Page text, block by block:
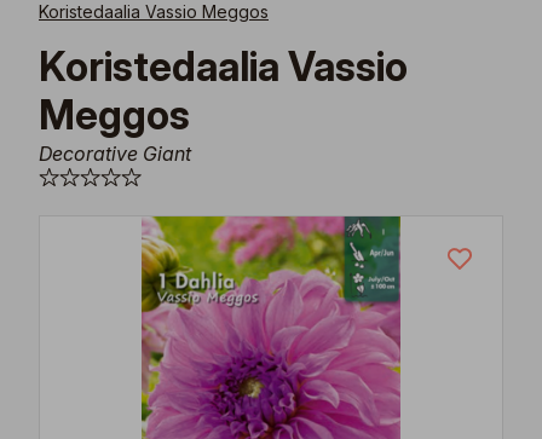
Koristedaalia Vassio Meggos
Koristedaalia Vassio
Meggos
Decorative Giant